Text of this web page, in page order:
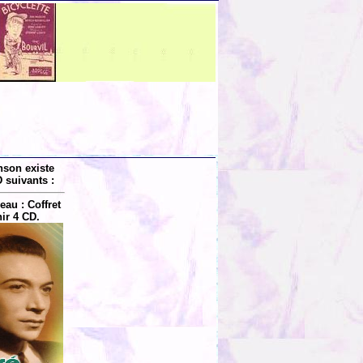
existe
suivants :
: Coffret
4 CD.